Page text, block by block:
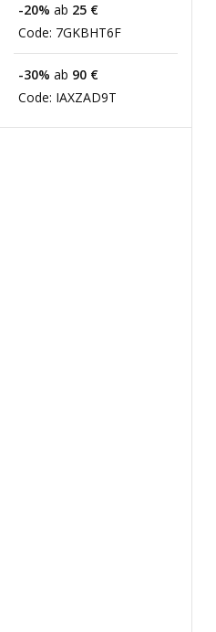
-20% ab 25 €
Code: 7GKBHT6F
-30% ab 90 €
Code: IAXZAD9T